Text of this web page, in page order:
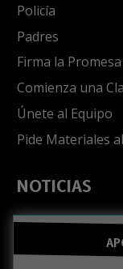
Policía
Padres
Firma la
Comienza una
Únete al Equipo
Pide Materiales
NOTICIAS